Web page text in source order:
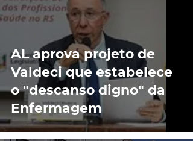
AL aprova projeto de
Valdeci que estabelece
o "descanso digno" da
Enfermagem